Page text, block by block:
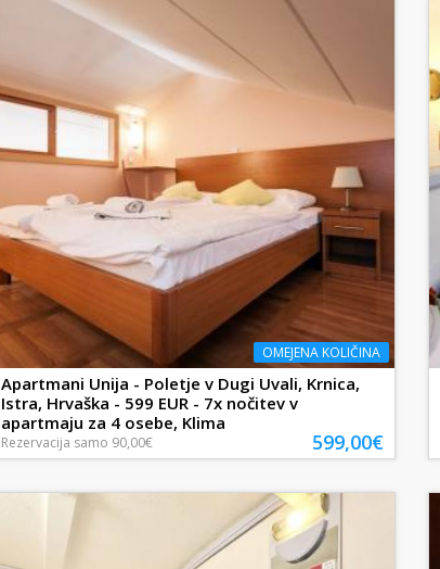
OMEJENA KOLIČINA
Apartmani Unija - Poletje v Dugi Uvali, Krnica,
Istra, Hrvaška - 599 EUR - 7x nočitev v
apartmaju za 4 osebe, Klima
Rezervacija samo 90,00€ 599,00€